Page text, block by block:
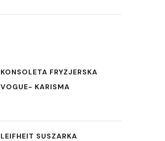
KONSOLETA FRYZJERSKA
VOGUE- KARISMA
LEIFHEIT SUSZARKA